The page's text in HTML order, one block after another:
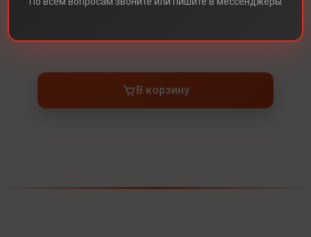
В корзину